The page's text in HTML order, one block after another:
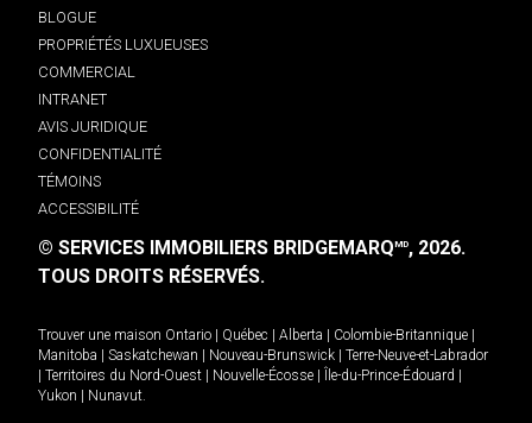
BLOGUE
PROPRIÉTÉS LUXUEUSES
COMMERCIAL
INTRANET
AVIS JURIDIQUE
CONFIDENTIALITÉ
TÉMOINS
ACCESSIBILITÉ
© SERVICES IMMOBILIERS BRIDGEMARQMD, 2026.
TOUS DROITS RÉSERVÉS.
Trouver une maison Ontario | Québec | Alberta | Colombie-Britannique |
Manitoba | Saskatchewan | Nouveau-Brunswick | Terre-Neuve-et-Labrador
| Territoires du Nord-Ouest | Nouvelle-Écosse | Île-du-Prince-Édouard |
Yukon | Nunavut